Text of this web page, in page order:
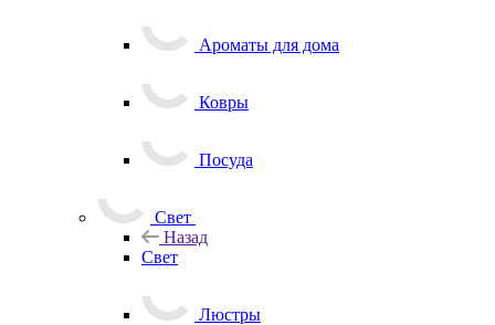
Ароматы для дома
Ковры
Посуда
Свет
Назад
Свет
Люстры